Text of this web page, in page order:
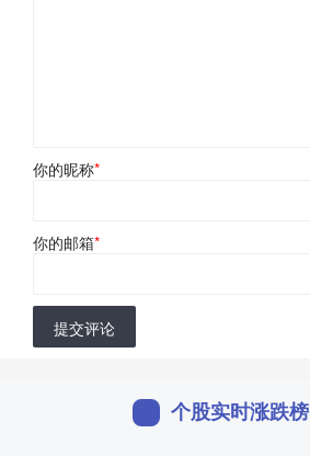
你的昵称*
你的邮箱*
提交评论
个股实时涨跌榜